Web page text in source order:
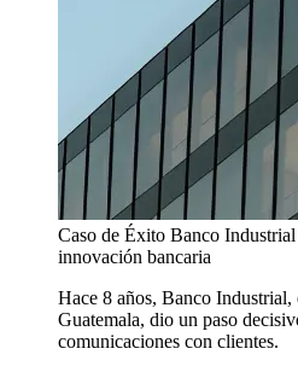
Caso de Éxito Banco
innovación bancaria
Hace 8 años, Banco Industrial,
Guatemala, dio un paso
comunicaciones con clientes.